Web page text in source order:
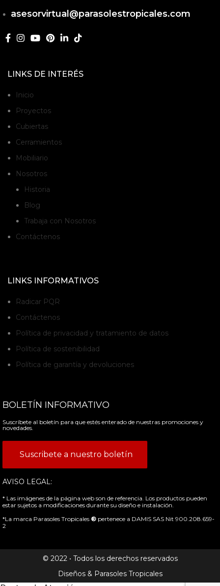
asesorvirtual@parasolestropicales.com
LINKS DE INTERÉS
Inicio
Proyectos
Cubiertas
Cerramientos
Mobiliario
Nosotros
Historia
Blog
Trabaja con Nosotros
Contáctenos
LINKS INFORMATIVOS
Radicar PQR
Contáctenos
Política de privacidad y tratamiento de datos
Política de sostenibilidad
Política de garantía y devoluciones
BOLETÍN INFORMATIVO
Suscríbete al boletín para que estés enterado de nuestras promociones y
novedades.
Suscribete a nuestro boletín
AVISO LEGAL:
* Las imágenes de la página web son de referencia. Los productos pueden
estar sujetos a modificaciones durante su diseño e instalación.
*La marca Parasoles Tropicales ® pertenece a DAMIS SAS Nit 900.208.659-
2
© 2022 • Todos los derechos reservados
Diseños & Parasoles Tropicales